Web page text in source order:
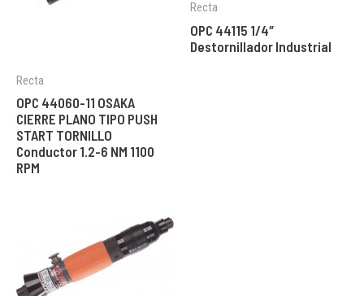
Recta
OPC 44060-11 OSAKA
CIERRE PLANO TIPO PUSH
START TORNILLO
Conductor 1.2-6 NM 1100
RPM
Recta
OPC 44115 1/4″
Destornillador Industrial